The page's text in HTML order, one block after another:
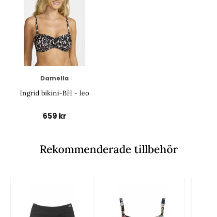
Damella
Ingrid bikini-BH - leo
659 kr
Rekommenderade tillbehör